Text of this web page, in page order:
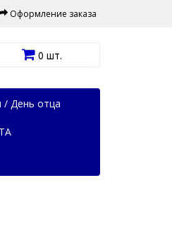
Оформление заказа
0 шт.
/ День отца